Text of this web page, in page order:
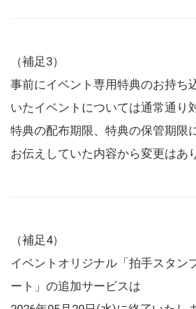
（補足3）
事前にイベント専用特典のお持ち
いたイベントについては通常通り
特典の配布期限、特典の保管期限
お伝えしていた内容から変更はあ
（補足4）
イベントオリジナル「拍手スタン
ート」の追加サービスは